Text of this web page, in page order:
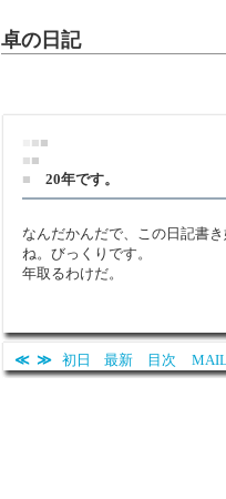
卓の日記
■■
■■
■
20年です。
なんだかんだで、この日記書
ね。びっくりです。
年取るわけだ。
≪ ≫ 初日 最新 目次